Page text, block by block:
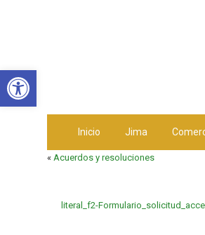
Inicio Jima
«Acuerdos y resoluciones
literal_f2-
Abrir barra de herramientas